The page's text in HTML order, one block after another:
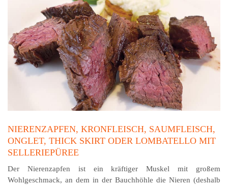
NIERENZAPFEN, KRONFLEISCH, SAUMFLEISCH,
ONGLET, THICK SKIRT ODER LOMBATELLO MIT
SELLERIEPÜREE
Der Nierenzapfen ist ein kräftiger Muskel mit großem
Wohlgeschmack, an dem in der Bauchhöhle die Nieren (deshalb